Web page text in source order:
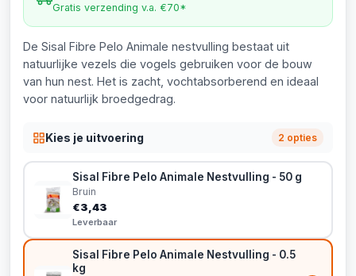
Gratis verzending v.a. €70*
De Sisal Fibre Pelo Animale nestvulling bestaat uit
natuurlijke vezels die vogels gebruiken voor de bouw
van hun nest. Het is zacht, vochtabsorberend en ideaal
voor natuurlijk broedgedrag.
Kies je uitvoering 2 opties
Sisal Fibre Pelo Animale Nestvulling - 50 g
Bruin
€3,43
Leverbaar
Sisal Fibre Pelo Animale Nestvulling - 0.5
kg